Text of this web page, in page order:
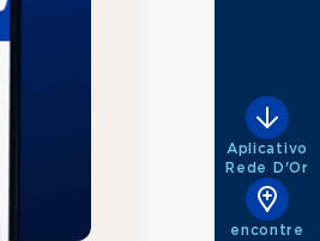
Aplicativo
Rede D'Or
encontre